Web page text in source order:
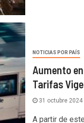
NOTICIAS POR PAÍS
Aumento
Tarifas
31 octubre 2024
A partir de